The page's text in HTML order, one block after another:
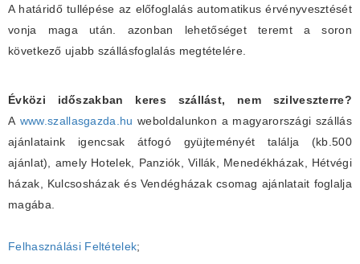
A határidő tullépése az előfoglalás automatikus érvényvesztését
vonja maga után. azonban lehetőséget teremt a soron
következő ujabb szállásfoglalás megtételére.
Évközi időszakban keres szállást, nem szilveszterre?
A www.szallasgazda.hu weboldalunkon a magyarországi szállás
ajánlataink igencsak átfogó gyüjteményét találja (kb.500
ajánlat), amely Hotelek, Panziók, Villák, Menedékházak, Hétvégi
házak, Kulcsosházak és Vendégházak csomag ajánlatait foglalja
magába.
Felhasználási Feltételek;